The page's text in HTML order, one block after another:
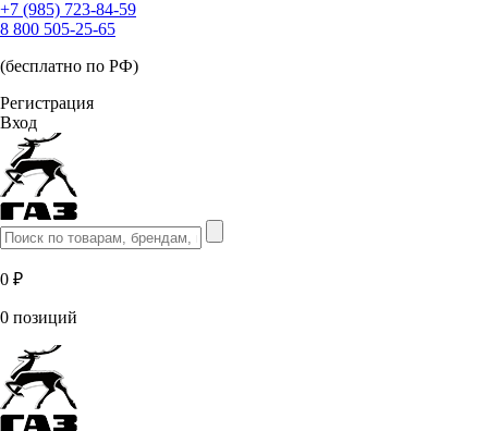
+7 (985) 723-84-59
8 800 505-25-65
(бесплатно по РФ)
Регистрация
Вход
0 ₽
0 позиций